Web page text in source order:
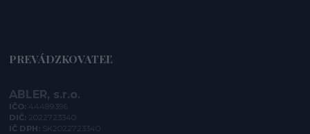
PREVÁDZKOVATEĽ
ABLER, s.r.o.
IČO: 44499396
DIČ: 2022723340
IČ DPH: SK2022723340